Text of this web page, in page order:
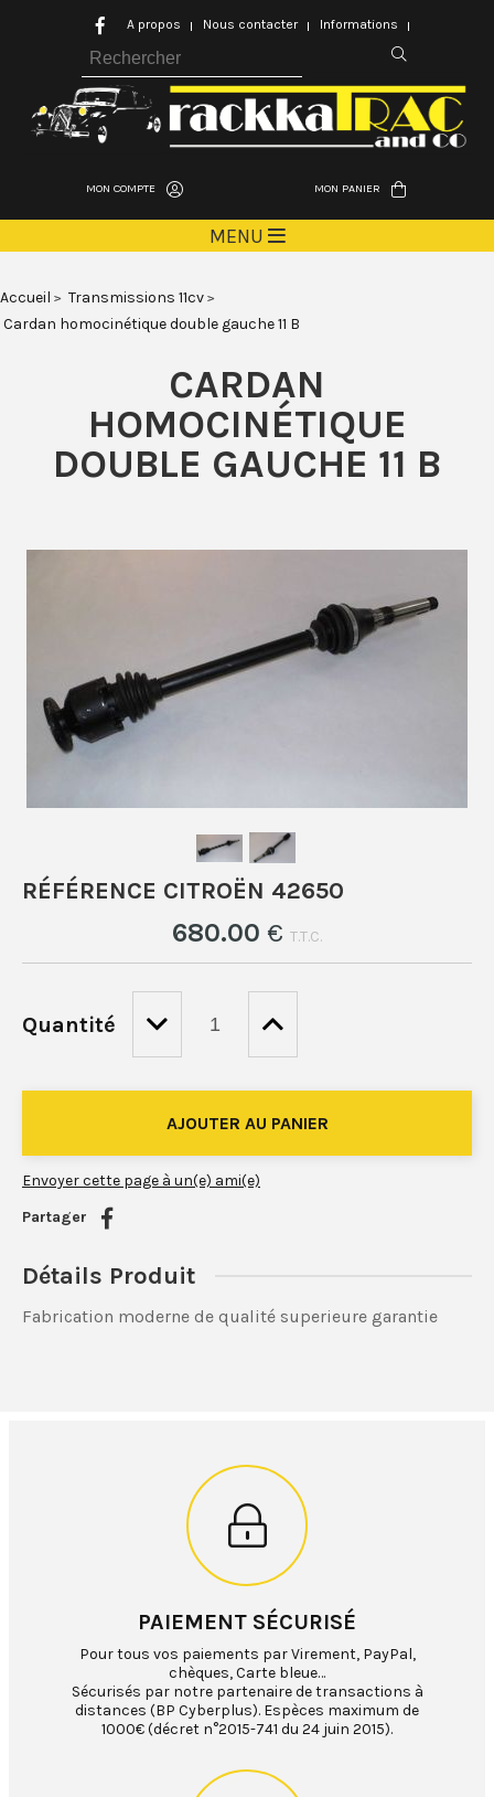
MON COMPTE MON PANIER
MENU
Accueil
Transmissions 11cv
Cardan homocinétique double gauche 11 B
CARDAN
HOMOCINÉTIQUE
DOUBLE GAUCHE 11 B
RÉFÉRENCE CITROËN 42650
680.00 € T.T.C.
Quantité
Envoyer cette page à un(e) ami(e)
Partager
Détails Produit
Fabrication moderne de qualité superieure garantie
A propos Nous contacter Informations
PAIEMENT SÉCURISÉ
Pour tous vos paiements par Virement, PayPal,
chèques, Carte bleue…
Sécurisés par notre partenaire de transactions à
distances (BP Cyberplus). Espèces maximum de
1000€ (décret n°2015-741 du 24 juin 2015).